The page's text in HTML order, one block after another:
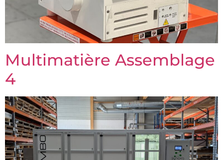
Multimatière Assemblage
4